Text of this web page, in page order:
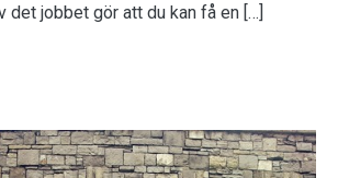
det jobbet gör att du kan få en […]